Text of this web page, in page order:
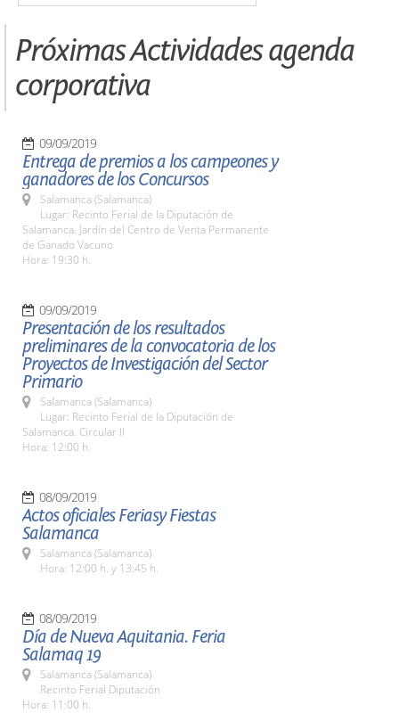
Próximas Actividades agenda
corporativa
09/09/2019
Entrega de premios a los campeones y
ganadores de los Concursos
Salamanca (Salamanca)
Lugar: Recinto Ferial de la Diputación de
Salamanca. Jardín del Centro de Venta Permanente
de Ganado Vacuno
Hora: 19:30 h.
09/09/2019
Presentación de los resultados
preliminares de la convocatoria de los
Proyectos de Investigación del Sector
Primario
Salamanca (Salamanca)
Lugar: Recinto Ferial de la Diputación de
Salamanca. Circular II
Hora: 12:00 h.
08/09/2019
Actos oficiales Feriasy Fiestas
Salamanca
Salamanca (Salamanca)
Hora: 12:00 h. y 13:45 h.
08/09/2019
Día de Nueva Aquitania. Feria
Salamaq 19
Salamanca (Salamanca)
Recinto Ferial Diputación
Hora: 11:00 h.